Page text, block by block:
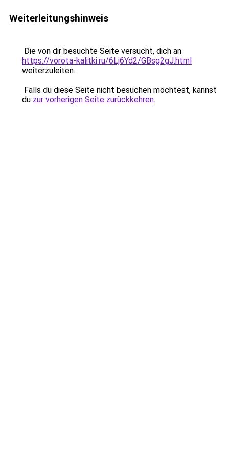
Weiterleitungshinweis
Die von dir besuchte Seite versucht, dich an
https://vorota-kalitki.ru/6Lj6Yd2/GBsg2gJ.html
weiterzuleiten.
Falls du diese Seite nicht besuchen möchtest, kannst
du zur vorherigen Seite zurückkehren.